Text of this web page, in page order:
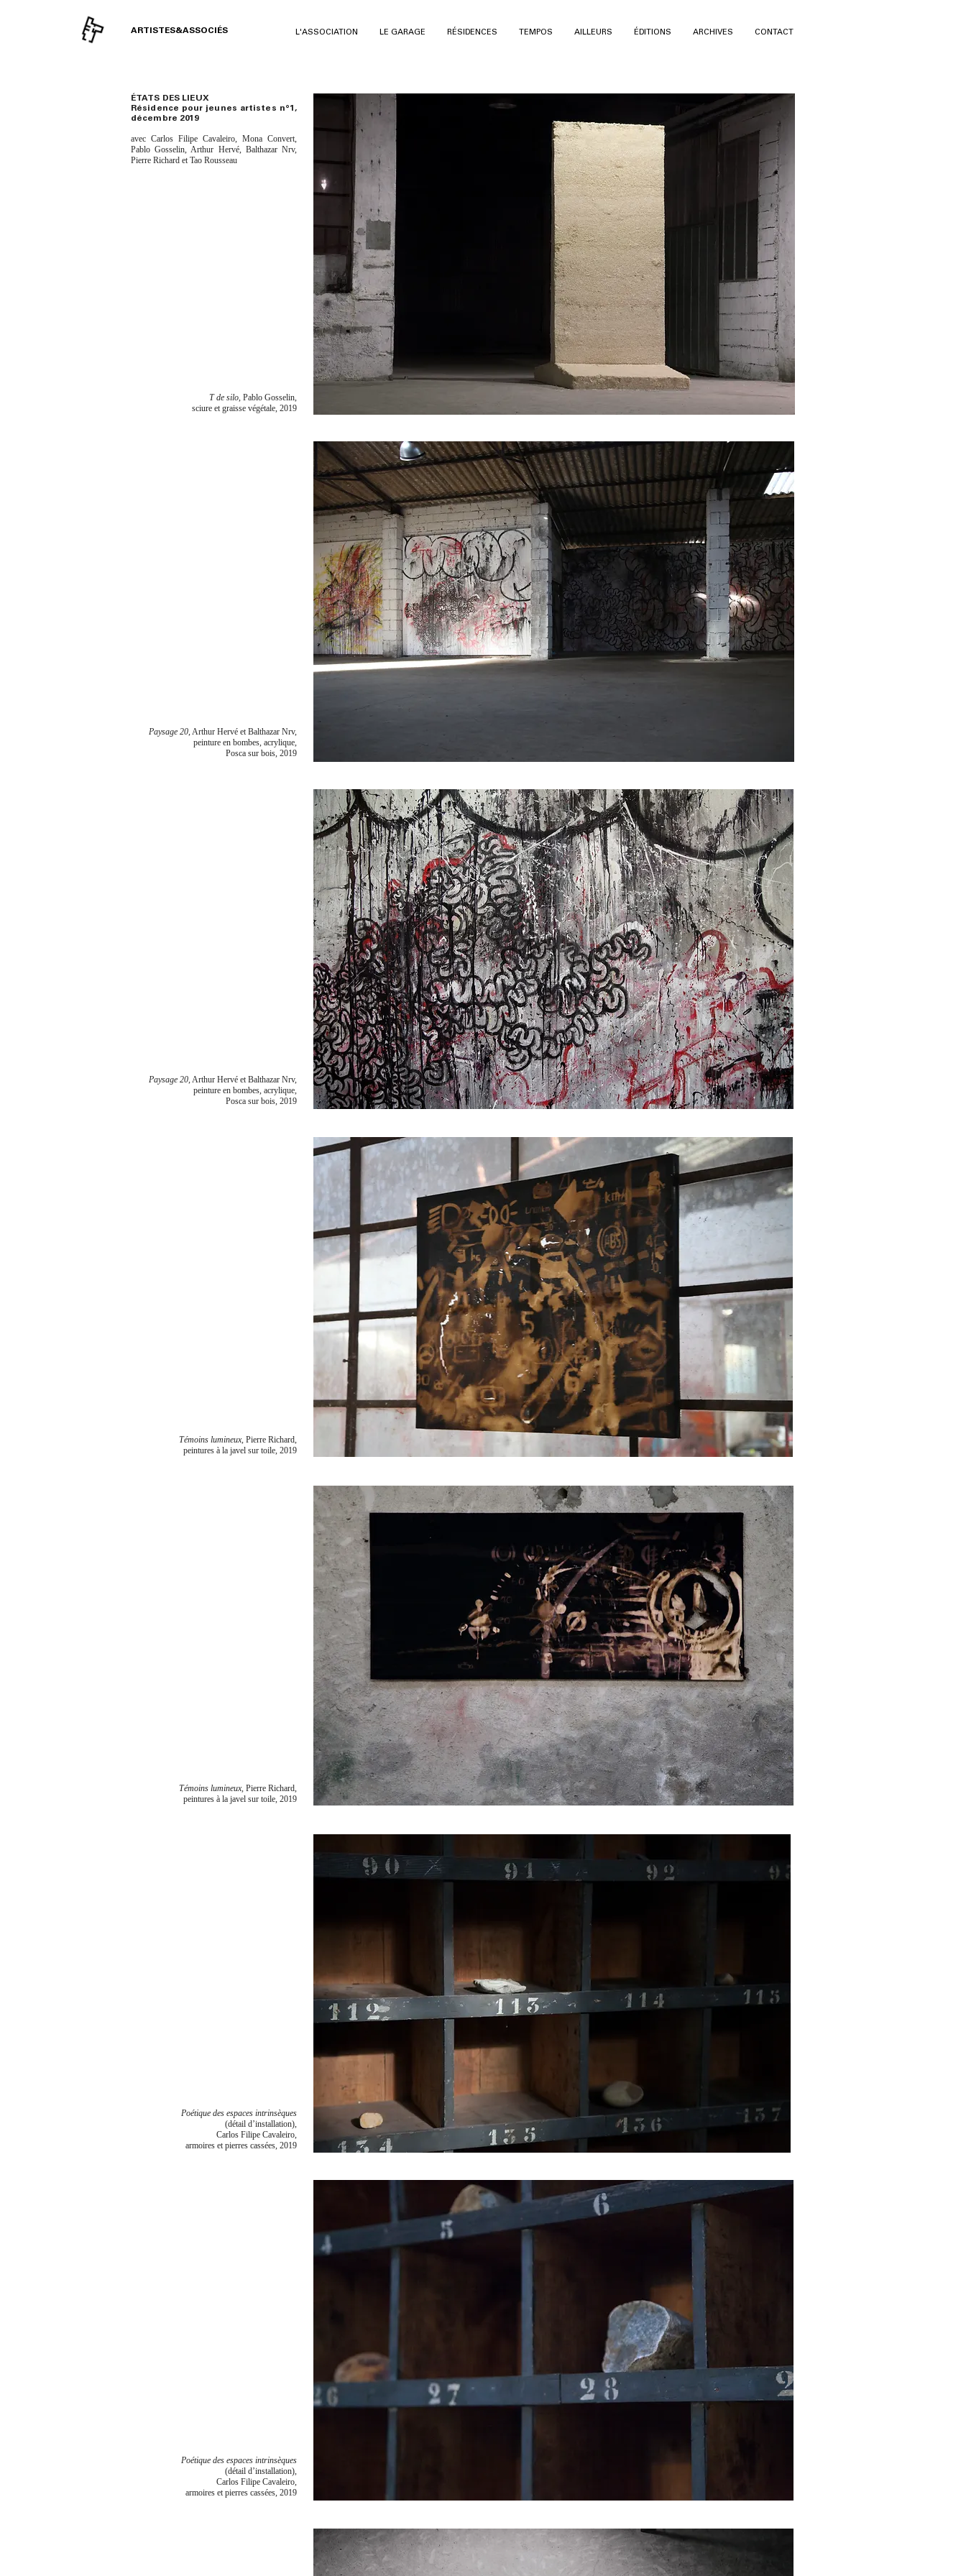
ARTISTES&ASSOCIÉS L'ASSOCIATION LE GARAGE RÉSIDENCES TEMPOS AILLEURS ÉDITIONS ARCHIVES CONTACT
ÉTATS DES LIEUX
Résidence pour jeunes artistes n°1,
décembre 2019
avec Carlos Filipe Cavaleiro, Mona Convert,
Pablo Gosselin, Arthur Hervé, Balthazar Nrv,
Pierre Richard et Tao Rousseau
T de silo, Pablo Gosselin,
sciure et graisse végétale, 2019
Paysage 20, Arthur Hervé et Balthazar Nrv,
peinture en bombes, acrylique,
Posca sur bois, 2019
Paysage 20, Arthur Hervé et Balthazar Nrv,
peinture en bombes, acrylique,
Posca sur bois, 2019
Témoins lumineux, Pierre Richard,
peintures à la javel sur toile, 2019
Témoins lumineux, Pierre Richard,
peintures à la javel sur toile, 2019
Poétique des espaces intrinsèques
(détail d’installation),
Carlos Filipe Cavaleiro,
armoires et pierres cassées, 2019
Poétique des espaces intrinsèques
(détail d’installation),
Carlos Filipe Cavaleiro,
armoires et pierres cassées, 2019